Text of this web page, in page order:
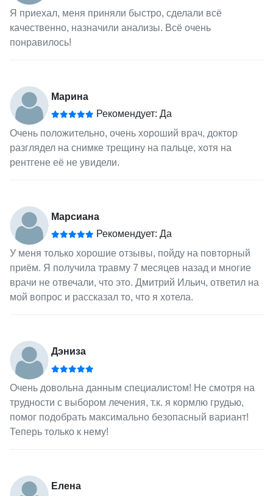
Я приехал, меня приняли быстро, сделали всё
качественно, назначили анализы. Всё очень
понравилось!
Марина
Рекомендует: Да
Очень положительно, очень хороший врач, доктор
разглядел на снимке трещину на пальце, хотя на
рентгене её не увидели.
Марсиана
Рекомендует: Да
У меня только хорошие отзывы, пойду на повторный
приём. Я получила травму 7 месяцев назад и многие
врачи не отвечали, что это. Дмитрий Ильич, ответил на
мой вопрос и рассказал то, что я хотела.
Дэниза
Очень довольна данным специалистом! Не смотря на
трудности с выбором лечения, т.к. я кормлю грудью,
помог подобрать максимально безопасный вариант!
Теперь только к нему!
Елена